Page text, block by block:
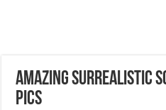
Amazing Surrealistic
Pics